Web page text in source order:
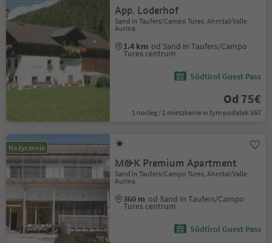
App. Loderhof
Sand in Taufers/Campo Tures, Ahrntal/Valle
Aurina
1.4 km od Sand in Taufers/Campo
Tures centrum
Südtirol Guest Pass
Od 75€
1 nocleg / 1 mieszkanie w tym podatek VAT
Na życzenie
M&K Premium Apartment
Sand in Taufers/Campo Tures, Ahrntal/Valle
Aurina
360 m od Sand in Taufers/Campo
Tures centrum
Südtirol Guest Pass